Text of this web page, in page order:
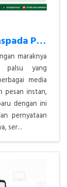
PENGUMUMUMAN RESMI: Waspada Penipuan Lowongan Kerja Atas Nama STMIK Ba
maraknya
palsu yang
media
pesan instan,
dengan ini
pernyataan
ser...